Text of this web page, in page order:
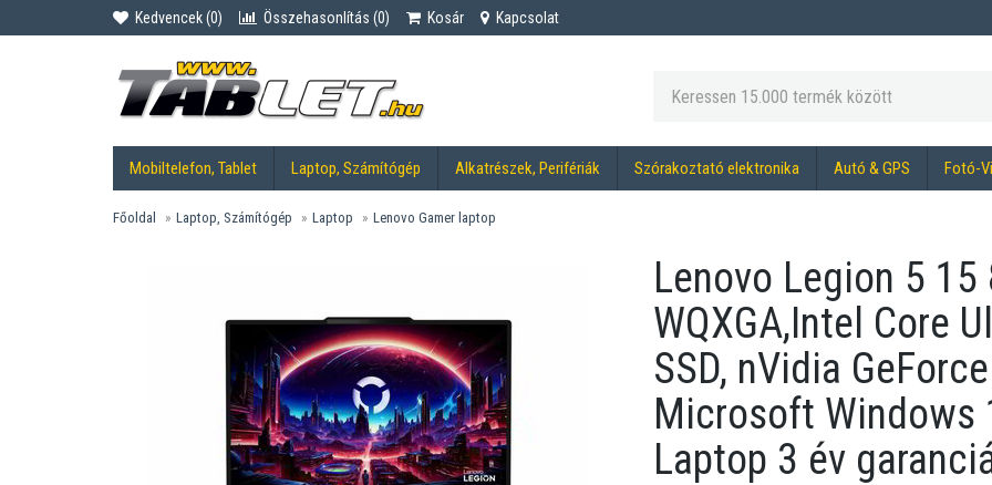
Kedvencek (0) Összehasonlítás (0) Kosár Kapcsolat
Mobiltelefon, Tablet Laptop, Számítógép Alkatrészek, Perifériák Szórakoztató elektronika Autó & GPS Fotó-
Főoldal Laptop, Számítógép Laptop Lenovo Gamer laptop
Lenovo Legion 5
WQXGA,Intel Core
SSD, nVidia
Microsoft Windows
Laptop 3 év